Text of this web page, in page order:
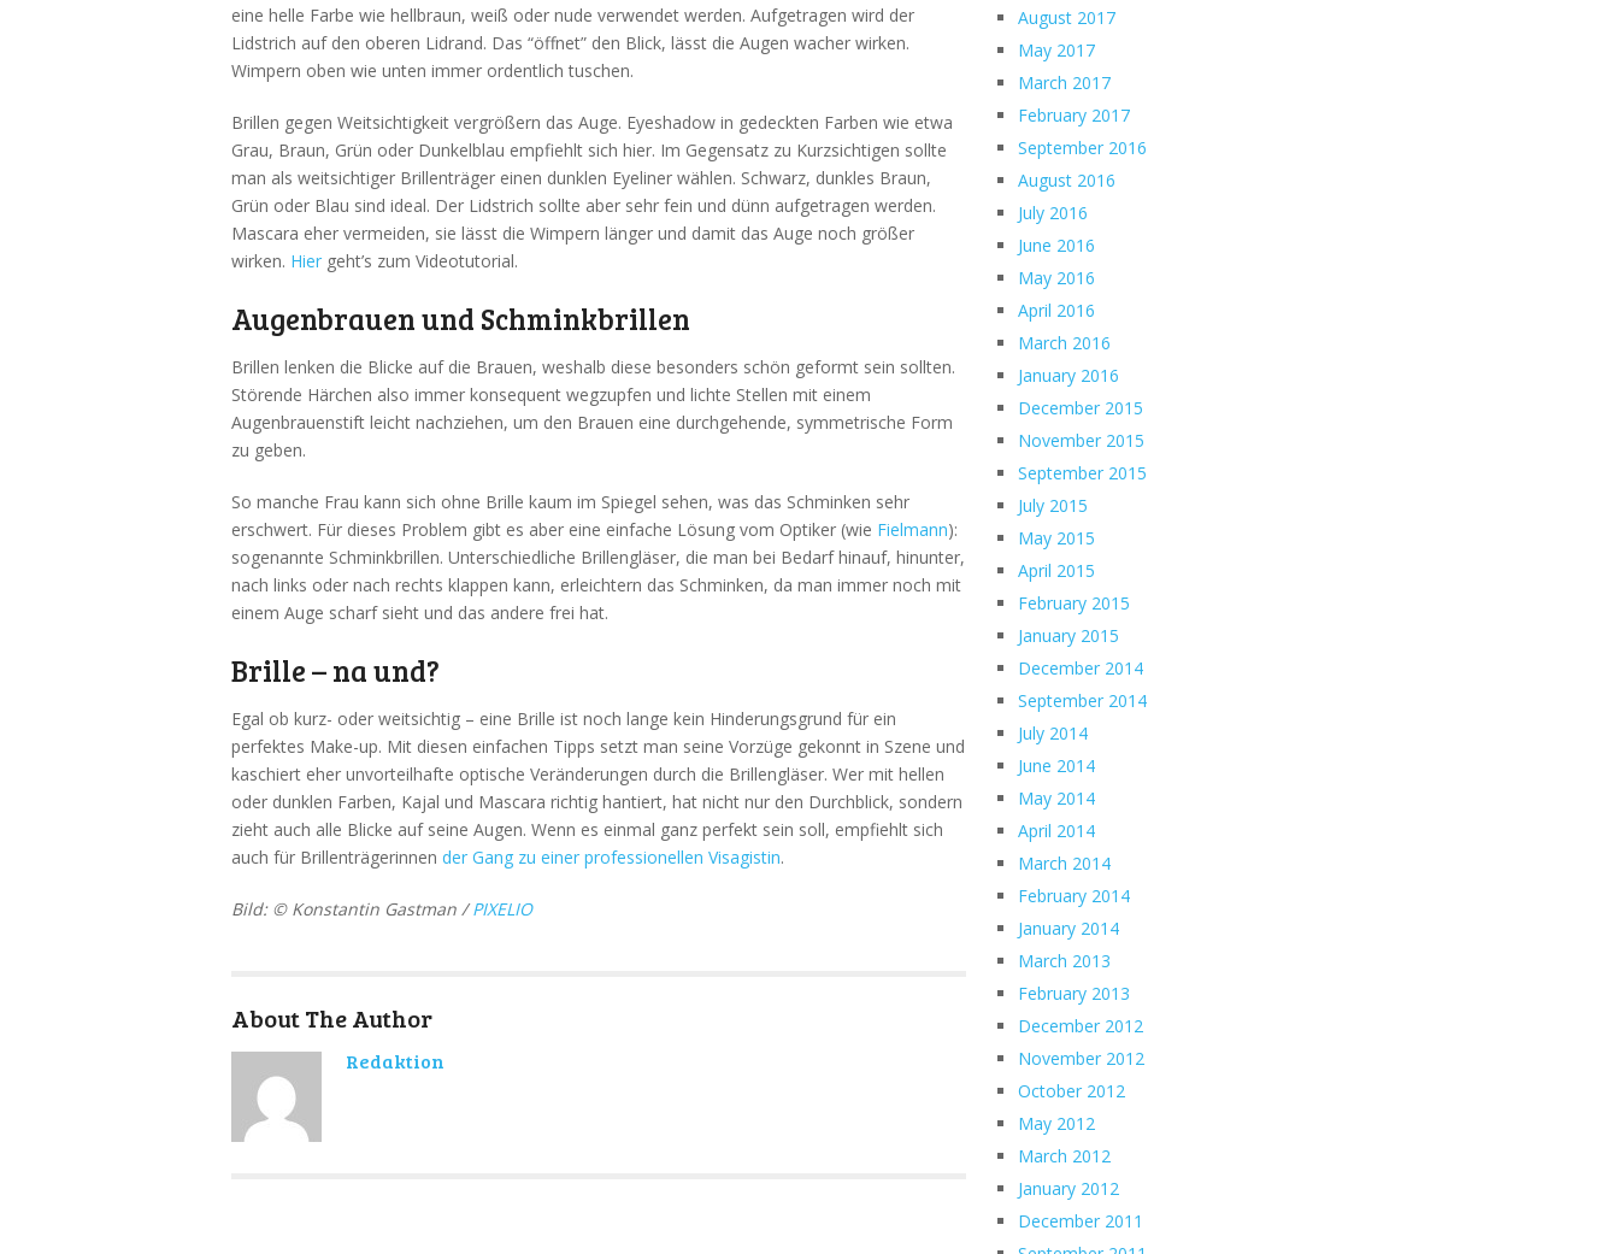
eine helle Farbe wie hellbraun, weiß oder nude verwendet werden. Aufgetragen wird der
Lidstrich auf den oberen Lidrand. Das “öffnet” den Blick, lässt die Augen wacher wirken.
Wimpern oben wie unten immer ordentlich tuschen.
Brillen gegen Weitsichtigkeit vergrößern das Auge. Eyeshadow in gedeckten Farben wie etwa
Grau, Braun, Grün oder Dunkelblau empfiehlt sich hier. Im Gegensatz zu Kurzsichtigen sollte
man als weitsichtiger Brillenträger einen dunklen Eyeliner wählen. Schwarz, dunkles Braun,
Grün oder Blau sind ideal. Der Lidstrich sollte aber sehr fein und dünn aufgetragen werden.
Mascara eher vermeiden, sie lässt die Wimpern länger und damit das Auge noch größer
wirken. Hier geht’s zum Videotutorial.
Augenbrauen und Schminkbrillen
Brillen lenken die Blicke auf die Brauen, weshalb diese besonders schön geformt sein sollten.
Störende Härchen also immer konsequent wegzupfen und lichte Stellen mit einem
Augenbrauenstift leicht nachziehen, um den Brauen eine durchgehende, symmetrische Form
zu geben.
So manche Frau kann sich ohne Brille kaum im Spiegel sehen, was das Schminken sehr
erschwert. Für dieses Problem gibt es aber eine einfache Lösung vom Optiker (wie Fielmann):
sogenannte Schminkbrillen. Unterschiedliche Brillengläser, die man bei Bedarf hinauf, hinunter,
nach links oder nach rechts klappen kann, erleichtern das Schminken, da man immer noch mit
einem Auge scharf sieht und das andere frei hat.
Brille – na und?
Egal ob kurz- oder weitsichtig – eine Brille ist noch lange kein Hinderungsgrund für ein
perfektes Make-up. Mit diesen einfachen Tipps setzt man seine Vorzüge gekonnt in Szene und
kaschiert eher unvorteilhafte optische Veränderungen durch die Brillengläser. Wer mit hellen
oder dunklen Farben, Kajal und Mascara richtig hantiert, hat nicht nur den Durchblick, sondern
zieht auch alle Blicke auf seine Augen. Wenn es einmal ganz perfekt sein soll, empfiehlt sich
auch für Brillenträgerinnen der Gang zu einer professionellen Visagistin.
Bild: © Konstantin Gastman /PIXELIO
About The Author
Redaktion
August 2017
May 2017
March 2017
February 2017
September 2016
August 2016
July 2016
June 2016
May 2016
April 2016
March 2016
January 2016
December 2015
November 2015
September 2015
July 2015
May 2015
April 2015
February 2015
January 2015
December 2014
September 2014
July 2014
June 2014
May 2014
April 2014
March 2014
February 2014
January 2014
March 2013
February 2013
December 2012
November 2012
October 2012
May 2012
March 2012
January 2012
December 2011